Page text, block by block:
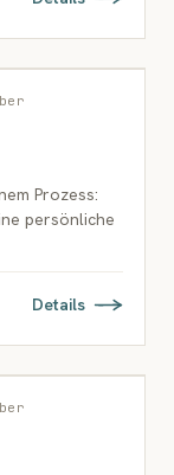
Prozess:
persönliche
Details